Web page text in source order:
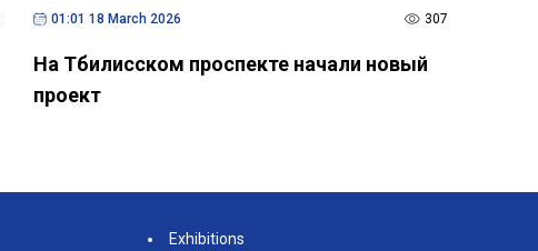
01:01 18 March 2026 307
На Тбилисском проспекте начали новый
проект
Exhibitions